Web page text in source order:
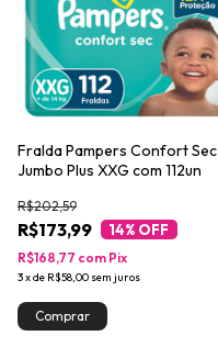
Fralda Pampers Confort Sec
Jumbo Plus XXG com 112un
R$173,99
R$202,59
14% OFF
3xde R$58,00 sem juros
R$168,77 com Pix